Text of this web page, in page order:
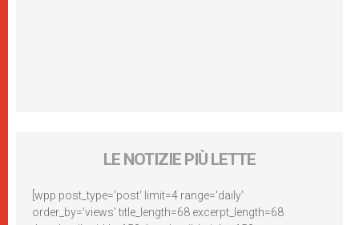
LE NOTIZIE PIÙ LETTE
[wpp post_type='post' limit=4 range='daily'
order_by='views' title_length=68 excerpt_length=68